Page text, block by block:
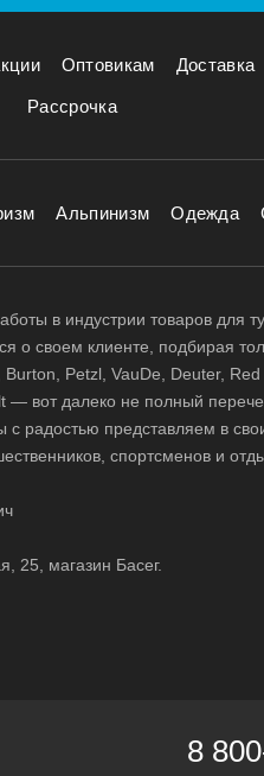
Оптовикам Доставка
Рассрочка
Альпинизм Одежда
в индустрии товаров для
о своем клиенте, подбирая
Petzl, VauDe, Deuter, Red
— вот далеко не полный
радостью представляем в
спортсменов и
25, магазин Басег.
8